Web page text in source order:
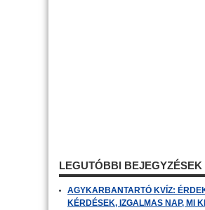
LEGUTÓBBI BEJEGYZÉSEK
AGYKARBANTARTÓ KVÍZ:
KÉRDÉSEK, IZGALMAS NAP, MI